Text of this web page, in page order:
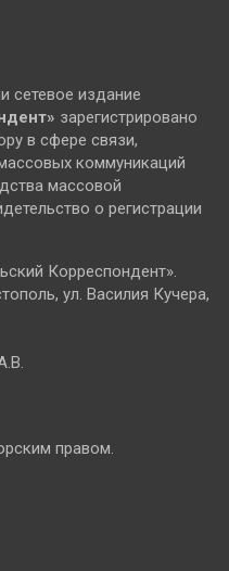
сетевое издание
зарегистрировано
в сфере связи,
коммуникаций
массовой
о регистрации
Корреспондент».
ул. Василия Кучера,
правом.